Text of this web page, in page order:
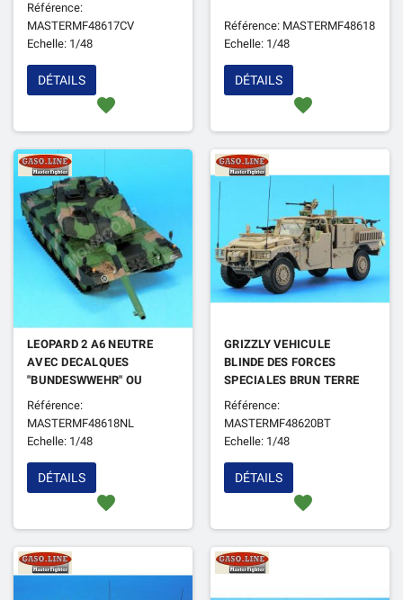
Référence:
MASTERMF48617CV
Echelle: 1/48
favorite
DÉTAILS
Référence: MASTERMF48618
Echelle: 1/48
favorite
DÉTAILS
LEOPARD 2 A6 NEUTRE
AVEC DECALQUES
"BUNDESWWEHR" OU
"ROYAL NETHERLANDS
ARMY"
Référence:
MASTERMF48618NL
Echelle: 1/48
favorite
DÉTAILS
GRIZZLY VEHICULE
BLINDE DES FORCES
SPECIALES BRUN TERRE
DE FRANCE
Référence:
MASTERMF48620BT
Echelle: 1/48
favorite
DÉTAILS